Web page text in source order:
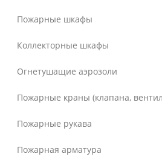
Пожарные шкафы
Коллекторные шкафы
Огнетушащие аэрозоли
Пожарные краны (клапана,
Пожарные рукава
Пожарная арматура